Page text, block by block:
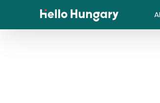
Ugrás a tartalomhoz